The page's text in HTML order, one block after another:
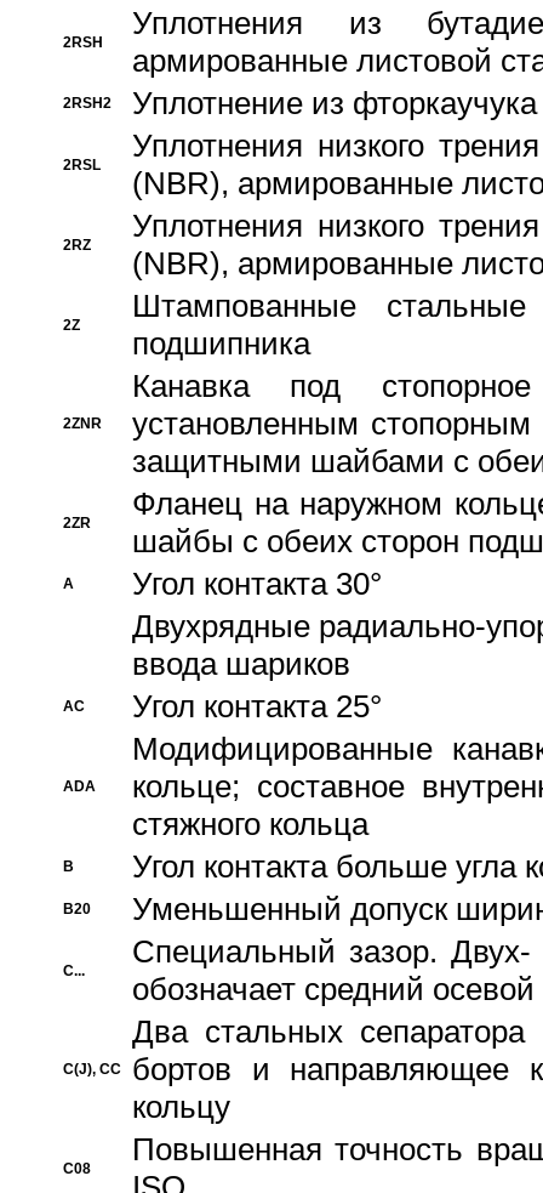
2RSH
Уплотнения из
армированные листовой
2RSH2 Уплотнение из
2RSL
Уплотнения низкого
(NBR), армированные
2RZ
Уплотнения низкого
(NBR), армированные
2Z
Штампованные
подшипника
2ZNR
Канавка под
установленным
защитными шайбами с
2ZR
Фланец на наружном
шайбы с обеих сторон
A
Угол контакта 30°
Двухрядные радиально-
ввода шариков
AC Угол контакта 25°
ADA
Модифицированные
кольце; составное
стяжного кольца
B Угол контакта больше угла
B20 Уменьшенный допуск
C...
Специальный зазор.
обозначает средний
C(J), CC
Два стальных сепаратора
бортов и направляющее
кольцу
C08
Повышенная точность